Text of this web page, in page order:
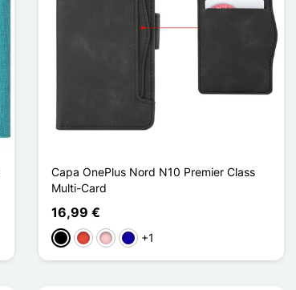
Capa OnePlus Nord N10 Premier Class
Multi-Card
16,99 €
PretoVermelho
RosaAzul Escuro
+1